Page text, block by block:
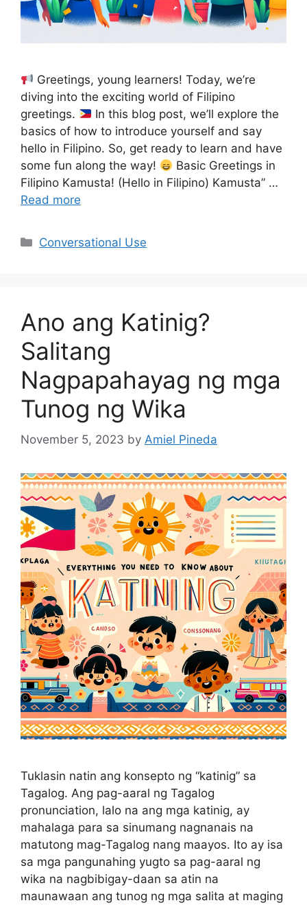
Greetings, young learners! Today, we’re
diving into the exciting world of Filipino
greetings.
In this blog post, we’ll explore the
basics of how to introduce yourself and say
hello in Filipino. So, get ready to learn and have
some fun along the way!
Basic Greetings in
Filipino Kamusta! (Hello in Filipino) Kamusta” …
Read more
Categories
Conversational Use
Ano ang Katinig?
Salitang
Nagpapahayag ng mga
Tunog ng Wika
November 5, 2023 by Amiel Pineda
Tuklasin natin ang konsepto ng “katinig” sa
Tagalog. Ang pag-aaral ng Tagalog
pronunciation, lalo na ang mga katinig, ay
mahalaga para sa sinumang nagnanais na
matutong mag-Tagalog nang maayos. Ito ay isa
sa mga pangunahing yugto sa pag-aaral ng
wika na nagbibigay-daan sa atin na
maunawaan ang tunog ng mga salita at maging